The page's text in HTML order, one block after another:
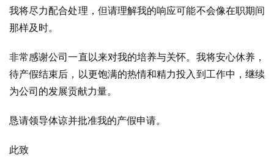
我将尽力配合处理，但请理解我的响应可能不会像在职期间
那样及时。
非常感谢公司一直以来对我的培养与关怀。我将安心休养，
待产假结束后，以更饱满的热情和精力投入到工作中，继续
为公司的发展贡献力量。
恳请领导体谅并批准我的产假申请。
此致